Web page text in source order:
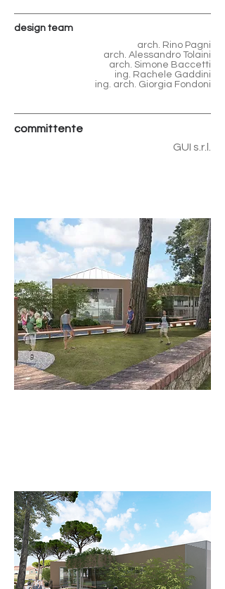
design team
arch. Rino Pagni
arch. Alessandro Tolaini
arch. Simone Baccetti
ing. Rachele Gaddini
ing. arch. Giorgia Fondoni
committente
GUI s.r.l.